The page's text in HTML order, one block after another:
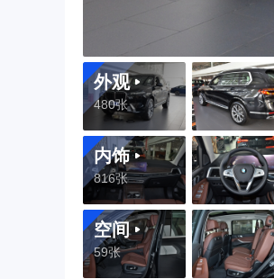
外观
480张
内饰
816张
空间
59张